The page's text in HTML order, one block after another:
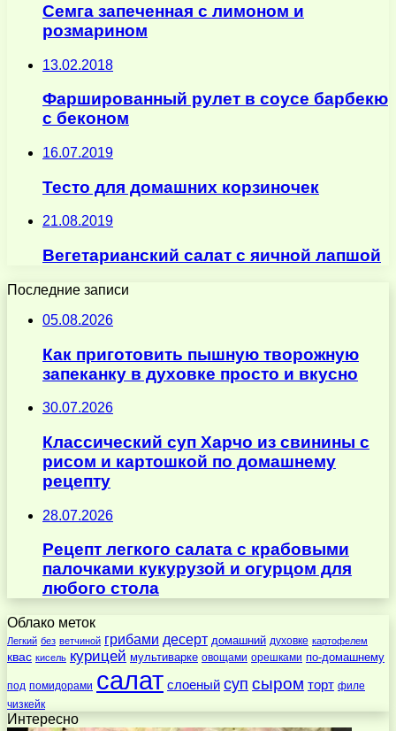
Семга запеченная с лимоном и
розмарином
13.02.2018
Фаршированный рулет в соусе барбекю
с беконом
16.07.2019
Тесто для домашних корзиночек
21.08.2019
Вегетарианский салат с яичной лапшой
Последние записи
05.08.2026
Как приготовить пышную творожную
запеканку в духовке просто и вкусно
30.07.2026
Классический суп Харчо из свинины с
рисом и картошкой по домашнему
рецепту
28.07.2026
Рецепт легкого салата с крабовыми
палочками кукурузой и огурцом для
любого стола
Облако меток
Легкий без ветчиной грибами десерт домашний духовке картофелем
квас кисель курицей мультиварке овощами орешками по-домашнему
под помидорами салат слоеный суп сыром торт филе
чизкейк
Интересно